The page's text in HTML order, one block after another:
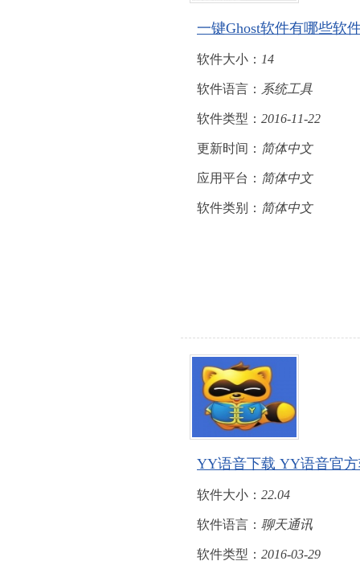
一键Ghost软件有哪些软
软件大小： 14
软件语言： 系统工具
软件类型： 2016-11-22
更新时间： 简体中文
应用平台： 简体中文
软件类别： 简体中文
YY语音下载 YY语音官
软件大小： 22.04
软件语言： 聊天通讯
软件类型： 2016-03-29